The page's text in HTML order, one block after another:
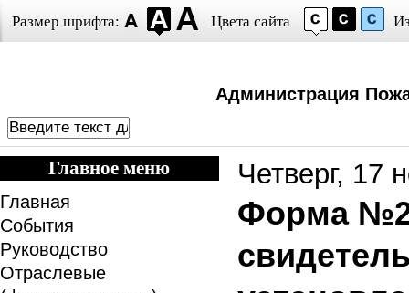
Размер шрифта: Цвета сайта
Администрация
Главное меню
Главная
События
Руководство
Отраслевые
Четверг, 17
Форма